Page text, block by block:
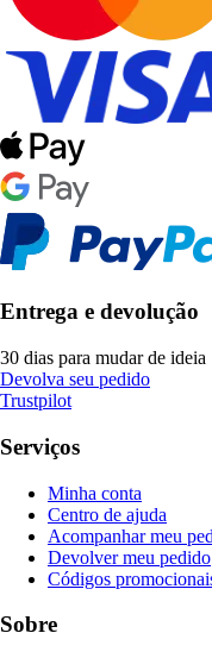
Entrega e devolução
30 dias para mudar de ideia
Devolva seu pedido
Trustpilot
Serviços
Minha conta
Centro de ajuda
Acompanhar meu
Devolver meu pedido
Códigos
Sobre